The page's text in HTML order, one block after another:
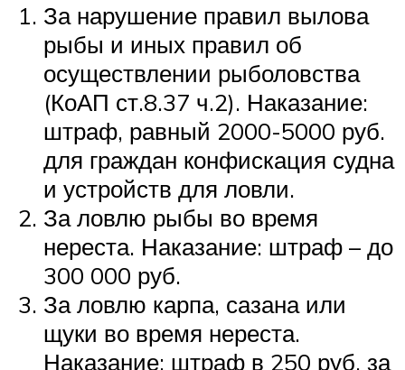
За нарушение правил вылова
рыбы и иных правил об
осуществлении рыболовства
(КоАП ст.8.37 ч.2). Наказание:
штраф, равный 2000-5000 руб.
для граждан конфискация судна
и устройств для ловли.
За ловлю рыбы во время
нереста. Наказание: штраф – до
300 000 руб.
За ловлю карпа, сазана или
щуки во время нереста.
Наказание: штраф в 250 руб. за